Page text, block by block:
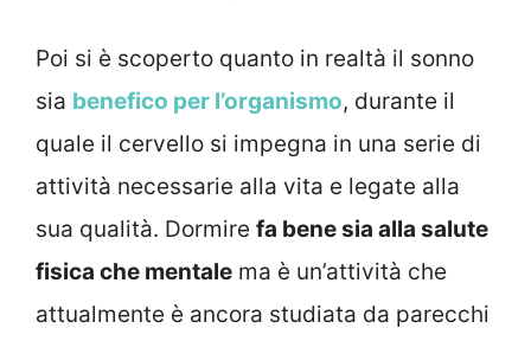
Poi si è scoperto quanto in realtà il sonno
sia benefico per l’organismo, durante il
quale il cervello si impegna in una serie di
attività necessarie alla vita e legate alla
sua qualità. Dormire fa bene sia alla salute
fisica che mentale ma è un’attività che
attualmente è ancora studiata da parecchi